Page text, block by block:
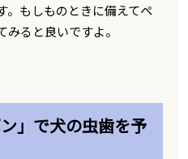
。もしものときに備えてペ
ると良いですよ。
ン」で犬の虫歯を予